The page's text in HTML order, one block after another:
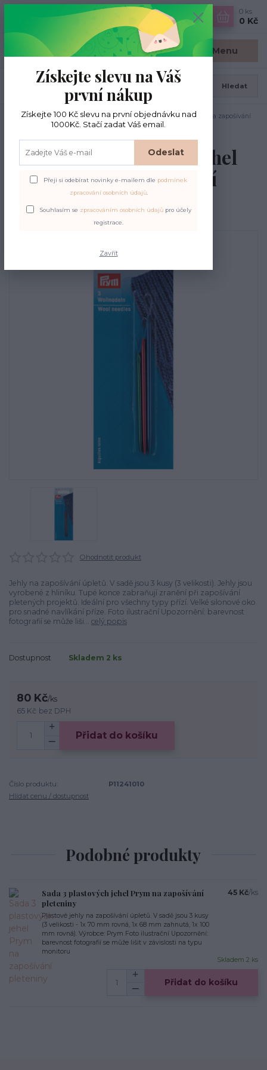
Menu
CZK
Hledat
0 ks
0 Kč
Úvod Jehly na zapošívání
Sada 3 hliníkových jehel Prym na zapošívání
pleteniny
Sada 3 hliníkových jehel
Prym na zapošívání
pleteniny
Ohodnotit produkt
Jehly na zapošívání úpletů. V sadě jsou 3 kusy (3 velikosti). Jehly jsou
vyrobené z hliníku. Tupé konce zabraňují zranění při zapošívání
pletených projektů. Ideální pro všechny typy přízí. Velké silonové oko
pro snadné navlíkání příze. Foto ilustrační Upozornění: barevnost
fotografií se může liši... celý popis
Dostupnost Skladem 2 ks
80 Kč/ks
65 Kč bez DPH
Přidat do košíku
Číslo produktu:
P11241010
Hlídat cenu / dostupnost
Podobné produkty
Sada 3 plastových jehel Prym na zapošívání
pleteniny
Plastové jehly na zapošívání úpletů. V sadě jsou 3 kusy
(3 velikosti - 1x 70 mm rovná, 1x 68 mm zahnutá, 1x 100
mm rovná). Výrobce: Prym Foto ilustrační Upozornění:
barevnost fotografií se může lišit v závislosti na typu
monitoru
45 Kč/ks
Skladem 2 ks
Přidat do košíku
Získejte slevu na Váš
první nákup
Získejte 100 Kč slevu na první objednávku nad
1000Kč. Stačí zadat Váš email.
Odeslat
Přeji si odebírat novinky e-mailem dle podmínek
zpracování osobních údajů.
Souhlasím se zpracováním osobních údajůpro účely
registrace.
Zavřít